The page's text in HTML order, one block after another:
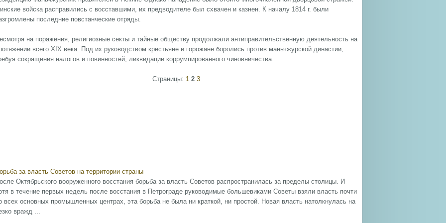
войска расправились с восставшими, их предводителе был схвачен и казнен. К началу 1814 г. были
последние повстанческие отряды.
на поражения, религиозные секты и тайные обществу продолжали антиправительственную деятельность на
всего ХIХ века. Под их руководством крестьяне и горожане боролись против маньчжурской династии,
сокращения налогов и повинностей, ликвидации коррумпированного чиновничества.
Страницы: 1 2 3
за власть Советов на территории страны
Октябрьского вооруженного восстания борьба за власть Советов распространилась за пределы столицы. И
в течение первых недель после восстания в Петрограде руководимые большевиками Советы взяли власть почти
всех основных промышленных центрах, эта борьба не была ни краткой, ни простой. Новая власть натолкнулась на
вражд ...